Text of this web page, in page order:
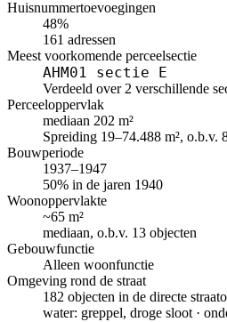
Huisnummertoevoegingen
48%
161 adressen
Meest voorkomende perceelsectie
AHM01 sectie E
Verdeeld over 2 verschillende
Perceeloppervlak
mediaan 202 m²
Spreiding 19–74.488 m², o.b.v.
Bouwperiode
1937–1947
50% in de jaren 1940
Woonoppervlakte
~65 m²
mediaan, o.b.v. 13 objecten
Gebouwfunctie
Alleen woonfunctie
Omgeving rond de straat
182 objecten in de directe
water: greppel, droge sloot ·